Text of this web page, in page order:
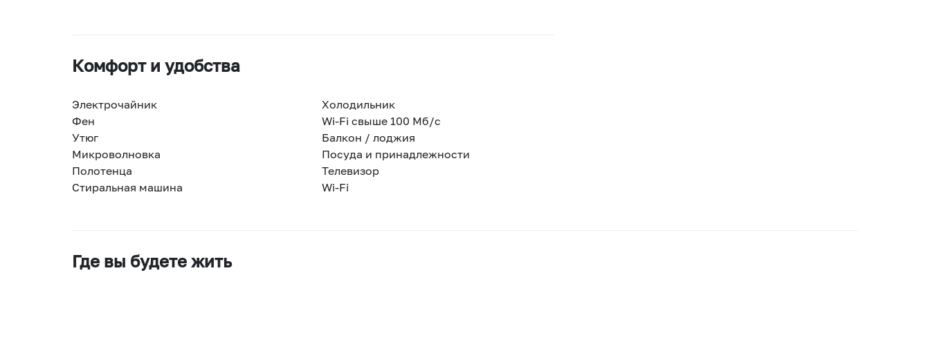
Комфорт и удобства
Электрочайник
Холодильник
Фен
Wi-Fi свыше 100 Мб/с
Утюг
Балкон / лоджия
Микроволновка
Посуда и принадлежности
Полотенца
Телевизор
Стиральная машина
Wi-Fi
Где вы будете жить